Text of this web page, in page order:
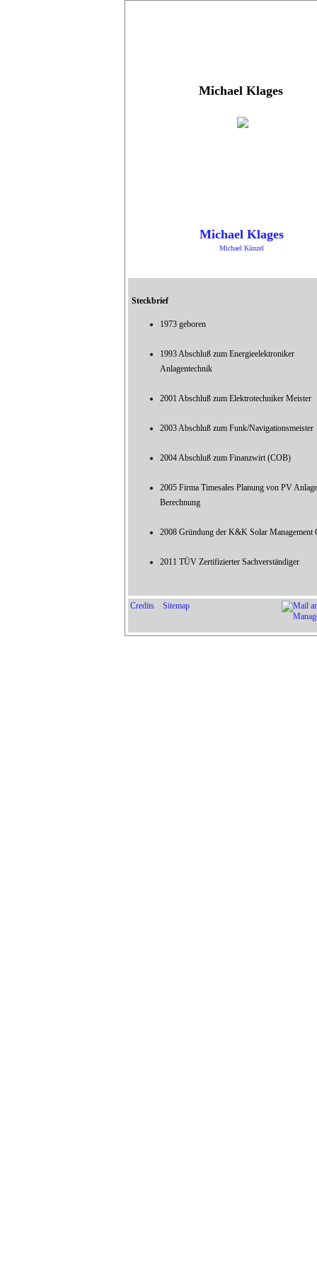
Michael Klages
Michael Klages
Michael Künzel
Steckbrief
1973 geboren
1993 Abschluß zum Energieelektroniker
Anlagentechnik
2001 Abschluß zum Elektrotechniker Meister
2003 Abschluß zum Funk/Navigationsmeister
2004 Abschluß zum Finanzwirt (COB)
2005 Firma Timesales Planung von PV
Berechnung
2008 Gründung der K&K Solar Management
2011 TÜV Zertifizierter Sachverständiger
Credits Sitemap